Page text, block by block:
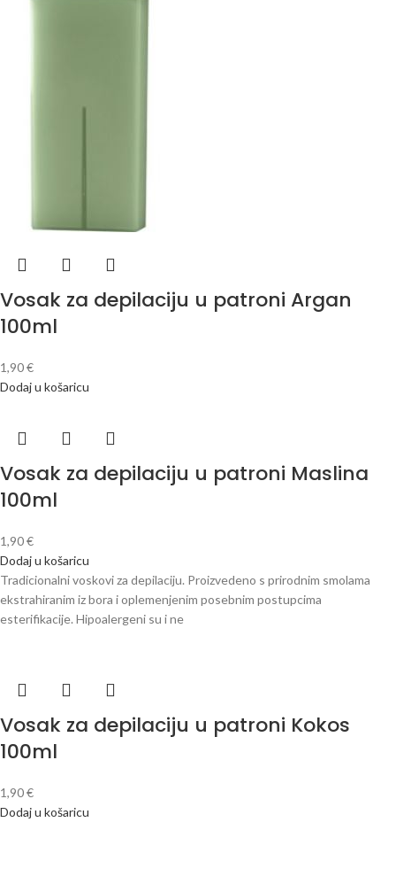
Vosak za depilaciju u patroni Argan
100ml
1,90€
Dodaj u košaricu
Vosak za depilaciju u patroni Maslina
100ml
1,90€
Dodaj u košaricu
Tradicionalni voskovi za depilaciju. Proizvedeno s prirodnim smolama
ekstrahiranim iz bora i oplemenjenim posebnim postupcima
esterifikacije. Hipoalergeni su i ne
Vosak za depilaciju u patroni Kokos
100ml
1,90€
Dodaj u košaricu